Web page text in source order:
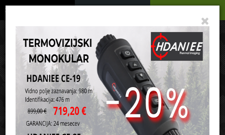
de
Vaša košarica je še prazna